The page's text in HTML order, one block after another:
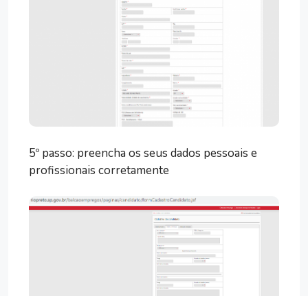
5º passo: preencha os seus dados pessoais e
profissionais corretamente